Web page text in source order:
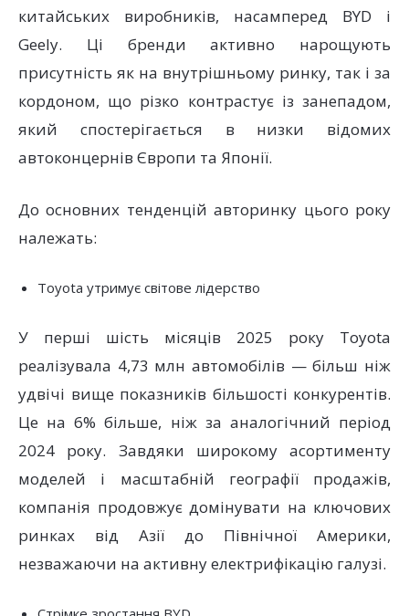
китайських виробників, насамперед BYD і
Geely. Ці бренди активно нарощують
присутність як на внутрішньому ринку, так і за
кордоном, що різко контрастує із занепадом,
який спостерігається в низки відомих
автоконцернів Європи та Японії.
До основних тенденцій авторинку цього року
належать:
Toyota утримує світове лідерство
У перші шість місяців 2025 року Toyota
реалізувала 4,73 млн автомобілів — більш ніж
удвічі вище показників більшості конкурентів.
Це на 6% більше, ніж за аналогічний період
2024 року. Завдяки широкому асортименту
моделей і масштабній географії продажів,
компанія продовжує домінувати на ключових
ринках від Азії до Північної Америки,
незважаючи на активну електрифікацію галузі.